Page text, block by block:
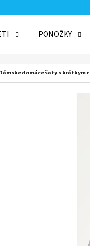
PONOŽKY
Dámske domáce šaty s krátkym